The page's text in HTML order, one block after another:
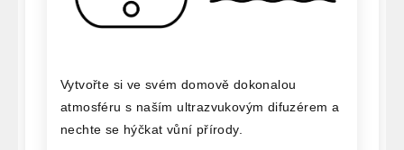
Vytvořte si ve svém domově dokonalou
atmosféru s naším ultrazvukovým difuzérem a
nechte se hýčkat vůní přírody.